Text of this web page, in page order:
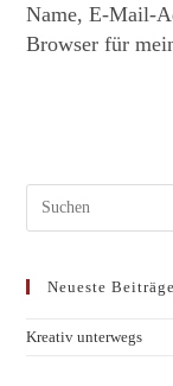
Name, E-Mail-
Browser für
Neueste Beiträge
Kreativ unterwegs